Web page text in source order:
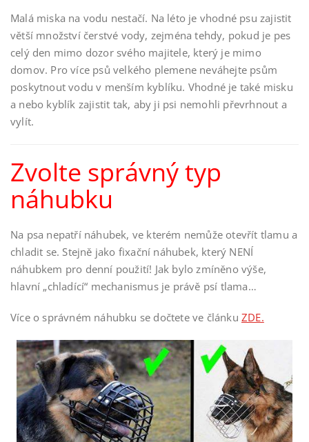
Malá miska na vodu nestačí. Na léto je vhodné psu zajistit
větší množství čerstvé vody, zejména tehdy, pokud je pes
celý den mimo dozor svého majitele, který je mimo
domov. Pro více psů velkého plemene neváhejte psům
poskytnout vodu v menším kyblíku. Vhodné je také misku
a nebo kyblík zajistit tak, aby ji psi nemohli převrhnout a
vylít.
Zvolte správný typ
náhubku
Na psa nepatří náhubek, ve kterém nemůže otevřít tlamu a
chladit se. Stejně jako fixační náhubek, který NENÍ
náhubkem pro denní použití! Jak bylo zmíněno výše,
hlavní „chladící“ mechanismus je právě psí tlama…
Více o správném náhubku se dočtete ve článku ZDE.